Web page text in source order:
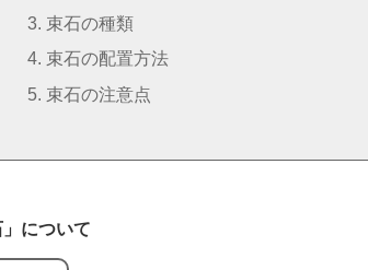
束石の種類
束石の配置方法
束石の注意点
について